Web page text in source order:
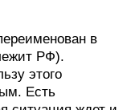
в
РФ).
этого
Есть